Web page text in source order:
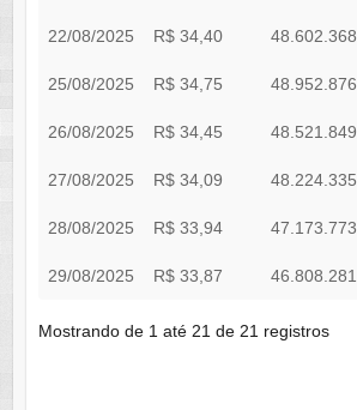
22/08/2025 R$ 34,40 48.602.368
25/08/2025 R$ 34,75 48.952.876
26/08/2025 R$ 34,45 48.521.849
27/08/2025 R$ 34,09 48.224.335
28/08/2025 R$ 33,94 47.173.773
29/08/2025 R$ 33,87 46.808.281
Mostrando de 1 até 21 de 21 registros